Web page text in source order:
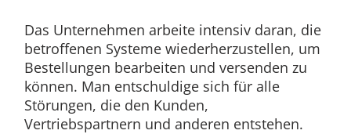
Das Unternehmen arbeite intensiv daran, die
betroffenen Systeme wiederherzustellen, um
Bestellungen bearbeiten und versenden zu
können. Man entschuldige sich für alle
Störungen, die den Kunden,
Vertriebspartnern und anderen entstehen.